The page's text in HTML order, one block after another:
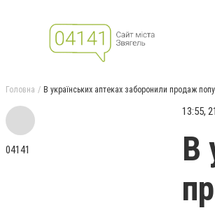
Головна В українських аптеках заборонили продаж
04141
13:55,
В